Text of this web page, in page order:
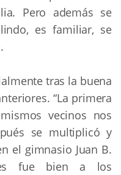
Pero además se
es familiar, se
tras la buena
“La primera
vecinos nos
se multiplicó y
el gimnasio Juan B.
fue bien a los